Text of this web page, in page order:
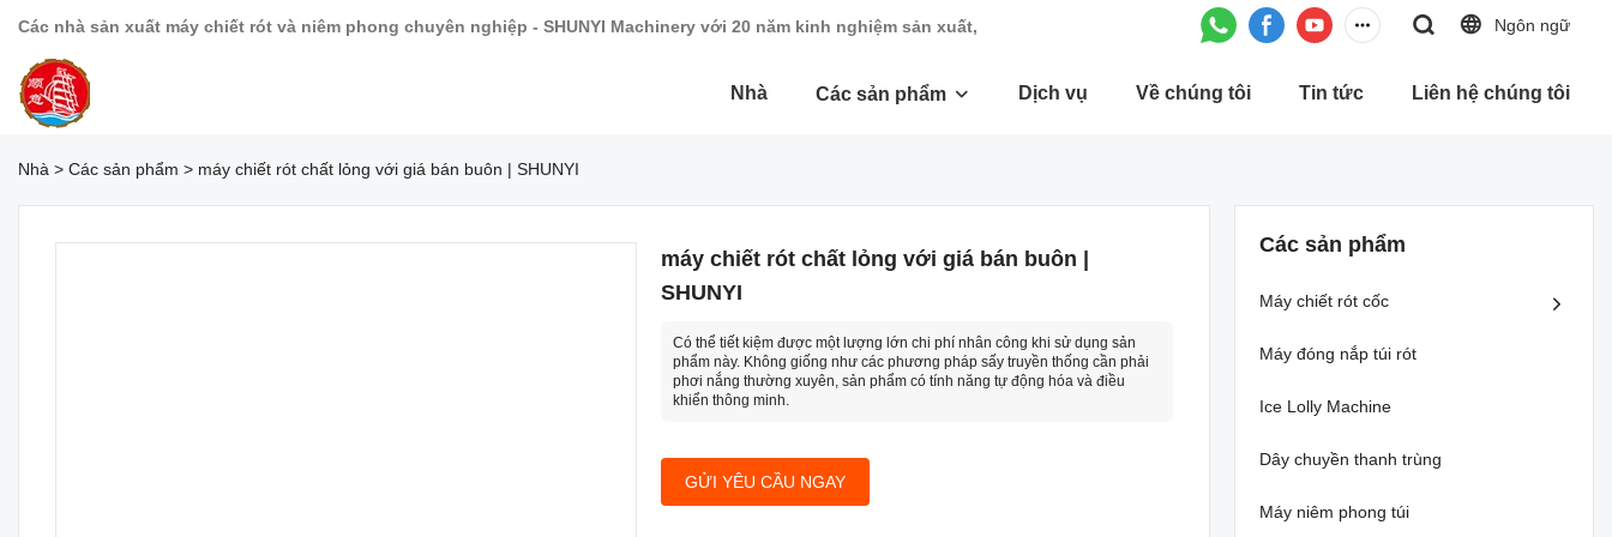
Các nhà sản xuất máy chiết rót và niêm phong chuyên nghiệp - SHUNYI Machinery với 20 năm kinh nghiệm sản xuất, Ngôn ngữ
Nhà Các sản phẩm Dịch vụ Về chúng tôi Tin tức Liên hệ chúng tôi
Nhà > Các sản phẩm > máy chiết rót chất lỏng với giá bán buôn | SHUNYI
máy chiết rót chất lỏng với giá bán buôn |
SHUNYI
Có thể tiết kiệm được một lượng lớn chi phí nhân công khi sử dụng sản
phẩm này. Không giống như các phương pháp sấy truyền thống cần phải
phơi nắng thường xuyên, sản phẩm có tính năng tự động hóa và điều
khiển thông minh.
GỬI YÊU CẦU NGAY
Các sản phẩm
Máy chiết rót cốc
Máy đóng nắp túi rót
Ice Lolly Machine
Dây chuyền thanh trùng
Máy niêm phong túi